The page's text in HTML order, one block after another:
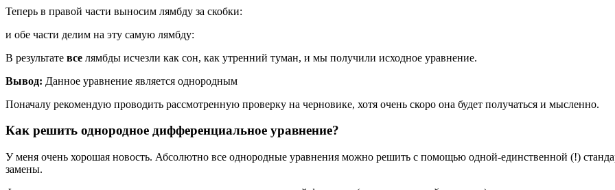
Теперь в правой части выносим лямбду за скобки:
и обе части делим на эту самую лямбду:
В результате все лямбды исчезли как сон, как утренний туман, и мы получили исходное уравнение.
Вывод: Данное уравнение является однородным
Поначалу рекомендую проводить рассмотренную проверку на черновике, хотя очень скоро она будет получаться и мысленно.
Как решить однородное дифференциальное уравнение?
У меня очень хорошая новость. Абсолютно все однородные уравнения можно решить с помощью одной-единственной (!)
замены.